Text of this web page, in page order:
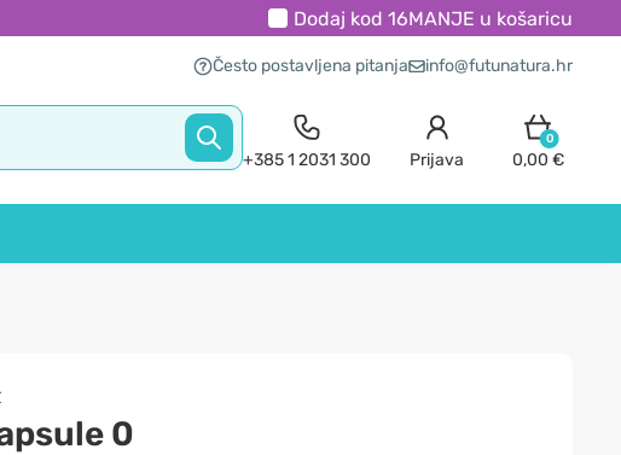
Dodaj kod 16MANJE u košaricu
Često postavljena pitanja info@futunatura.hr
+385 1 2031 300 Prijava
0
0,00 €
0